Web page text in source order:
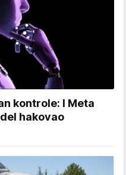
kontrole: I Meta
hakovao